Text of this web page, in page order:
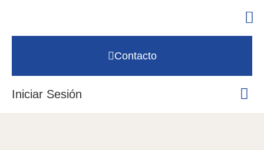
Contacto
Iniciar Sesión